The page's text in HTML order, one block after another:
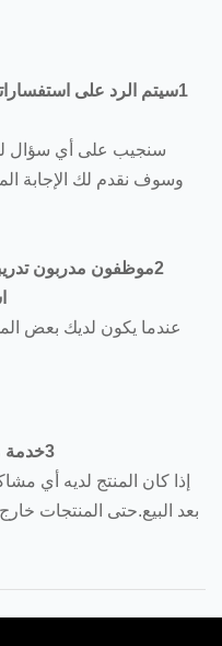
1سيتم الرد على
سنجيب على أي سؤال
وسوف نقدم لك الإجابة
2موظفون مدربون
عندما يكون لديك بعض
3خدمة ما بعد البيع ستكون دائما في الطريق
إذا كان المنتج لديه أي
بعد البيع.حتى المنتجات